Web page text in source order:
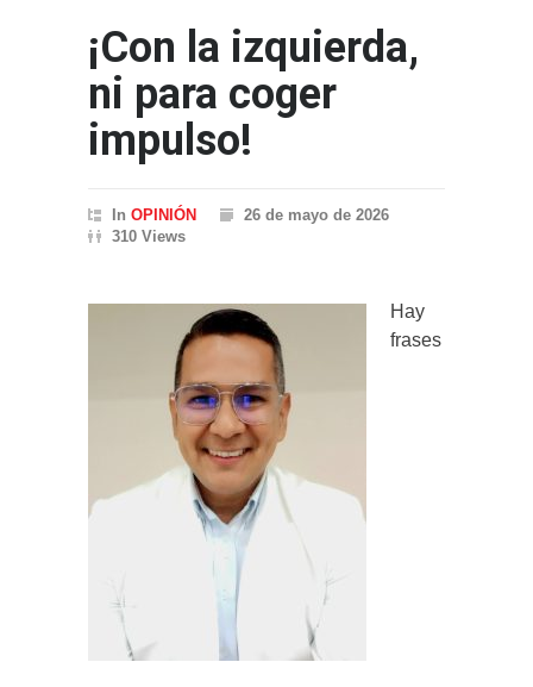
¡Con la izquierda,
ni para coger
impulso!
In OPINIÓN
26 de mayo de 2026
310 Views
Hay
frases